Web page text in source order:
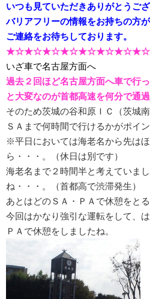
いつも見ていただきありがとうござ
バリアフリーの情報をお持ちの方
ご連絡をお待ちしております。
いざ車で名古屋方面へ
過去２回ほど名古屋方面へ車で行
と大変なのが首都高速を何分で通過
そのため茨城の谷和原ＩＣ（茨城
ＳＡまで何時間で行けるかがポイン
※平日においては海老名から先は
ら・・・。（休日は別です）
海老名まで２時間半と考えていま
ね・・・。（首都高で渋滞発生）
あとはどのＳＡ・ＰＡで休憩をとる
今回はかなり強引な運転をして、
ＰＡで休憩をしましたね。